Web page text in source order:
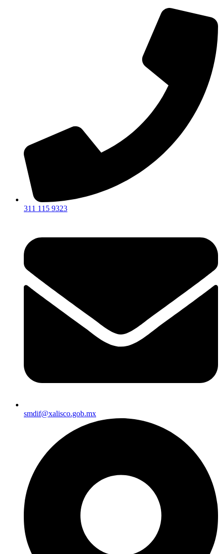
311 115 9323
smdif@xalisco.gob.mx